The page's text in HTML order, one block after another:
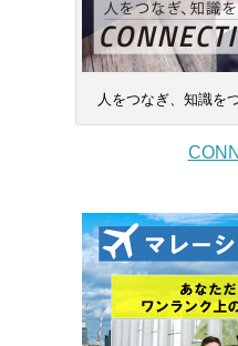
人をつなぎ、知識を